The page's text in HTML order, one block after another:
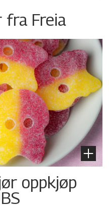
Freia
oppkjøp